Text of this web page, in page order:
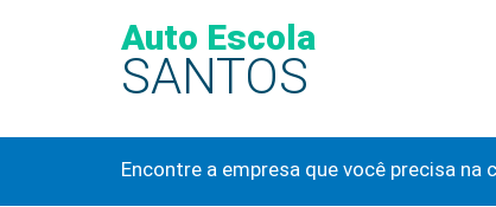
Auto Escola
SANTOS
Encontre a empresa que você precisa na